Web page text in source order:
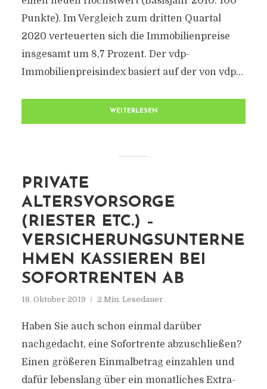
Punkte). Im Vergleich zum dritten Quartal
2020 verteuerten sich die Immobilienpreise
insgesamt um 8,7 Prozent. Der vdp-
Immobilienpreisindex basiert auf der von vdp...
WEITERLESEN
PRIVATE
ALTERSVORSORGE
(RIESTER ETC.) –
VERSICHERUNGSUNTERNE
HMEN KASSIEREN BEI
SOFORTRENTEN AB
18. Oktober 2019 2 Min. Lesedauer
Haben Sie auch schon einmal darüber
nachgedacht, eine Sofortrente abzuschließen?
Einen größeren Einmalbetrag einzahlen und
dafür lebenslang über ein monatliches Extra-